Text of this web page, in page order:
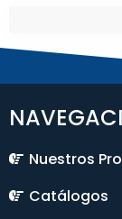
Nuestros
Catálogos